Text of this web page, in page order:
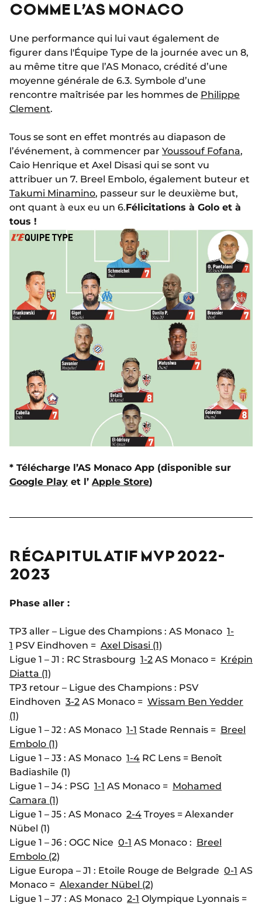
COMME L’AS MONACO
Une performance qui lui vaut également de
figurer dans l'Équipe Type de la journée avec un 8,
au même titre que l’AS Monaco, crédité d’une
moyenne générale de 6.3. Symbole d’une
rencontre maîtrisée par les hommes de Philippe
Clement.
Tous se sont en effet montrés au diapason de
l’événement, à commencer par Youssouf Fofana,
Caio Henrique et Axel Disasi qui se sont vu
attribuer un 7. Breel Embolo, également buteur et
Takumi Minamino, passeur sur le deuxième but,
ont quant à eux eu un 6.Félicitations à Golo et à
tous !
* Télécharge l’AS Monaco App (disponible sur
Google Play et l’ Apple Store)
RÉCAPITULATIF MVP 2022-
2023
Phase aller :
TP3 aller – Ligue des Champions : AS Monaco 1-
1 PSV Eindhoven = Axel Disasi (1)
Ligue 1 – J1 : RC Strasbourg 1-2 AS Monaco = Krépin
Diatta (1)
TP3 retour – Ligue des Champions : PSV
Eindhoven 3-2 AS Monaco = Wissam Ben Yedder
(1)
Ligue 1 – J2 : AS Monaco 1-1 Stade Rennais = Breel
Embolo (1)
Ligue 1 – J3 : AS Monaco 1-4 RC Lens = Benoît
Badiashile (1)
Ligue 1 – J4 : PSG 1-1 AS Monaco = Mohamed
Camara (1)
Ligue 1 – J5 : AS Monaco 2-4 Troyes = Alexander
Nübel (1)
Ligue 1 – J6 : OGC Nice 0-1 AS Monaco : Breel
Embolo (2)
Ligue Europa – J1 : Etoile Rouge de Belgrade 0-1 AS
Monaco = Alexander Nübel (2)
Ligue 1 – J7 : AS Monaco 2-1 Olympique Lyonnais =